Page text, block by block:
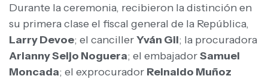
Durante la ceremonia, recibieron la distinción en
su primera clase el fiscal general de la República,
Larry Devoe; el cancillerYván Gil; la procuradora
Arianny Seijo Noguera; el embajadorSamuel
Moncada; el exprocurador Reinaldo Muñoz